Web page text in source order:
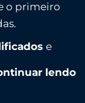
o primeiro
e
lendo